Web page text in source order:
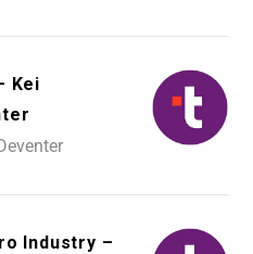
Kei
Industry –